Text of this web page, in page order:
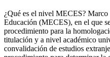
¿Qué es el nivel MECES?
Educación (MECES), en el que
procedimiento para la
titulación y a nivel académico
convalidación de estudios